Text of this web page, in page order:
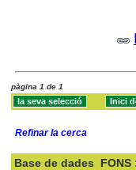
pàgina 1 de 1
Refinar la cerca
Base de dades